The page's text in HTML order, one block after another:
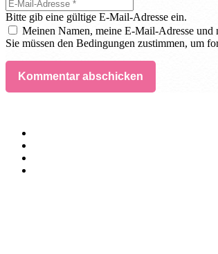
Bitte gib eine gültige E-Mail-Adresse ein.
Meinen Namen, meine E-Mail-Adresse und
Sie müssen den Bedingungen zustimmen, um
Kommentar abschicken